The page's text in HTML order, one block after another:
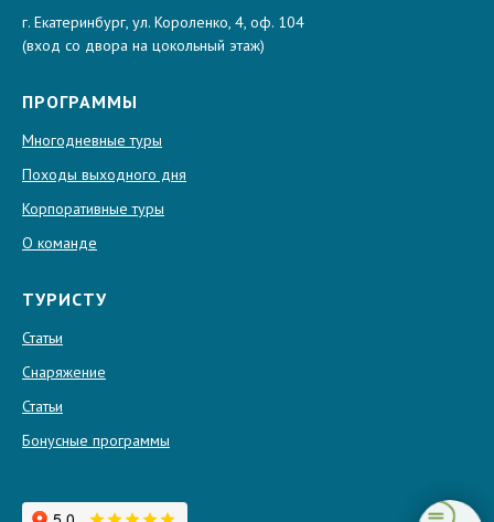
г. Екатеринбург, ул. Короленко, 4, оф. 104
(вход со двора на цокольный этаж)
ПРОГРАММЫ
Многодневные туры
Походы выходного дня
Корпоративные туры
О команде
ТУРИСТУ
Статьи
Снаряжение
Статьи
Бонусные программы